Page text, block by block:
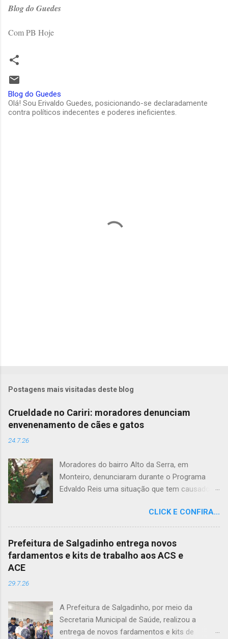
Blog do Guedes
Com PB Hoje
Blog do Guedes
Olá! Sou Erivaldo Guedes, posicionando-se declaradamente
contra políticos indecentes e poderes ineficientes.
Postagens mais visitadas deste blog
Crueldade no Cariri: moradores denunciam
envenenamento de cães e gatos
24.7.26
Moradores do bairro Alto da Serra, em
Monteiro, denunciaram durante o Programa
Edvaldo Reis uma situação que tem causado
e gatos estariam sendo envenenados na
comunidade, provocando mortes marcadas
por intenso sofrimento dos animais. De acordo
com uma moradora, os casos vêm se
comoveu vizinhos e evidenciou a gravidade da
situação. Além da dor causada aos tutores dos
animais, o envenenamento representa um risco
CLICK E CONFIRA...
Prefeitura de Salgadinho entrega novos
fardamentos e kits de trabalho aos ACS e
ACE
29.7.26
A Prefeitura de Salgadinho, por meio da
Secretaria Municipal de Saúde, realizou a
entrega de novos fardamentos e kits de